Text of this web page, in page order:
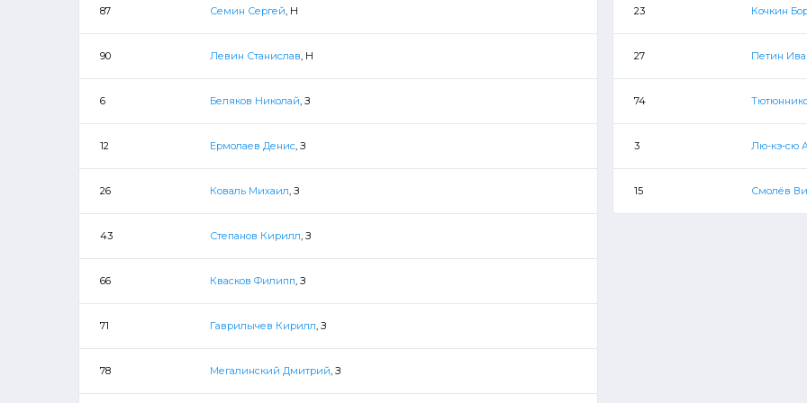
87 Семин Сергей, Н
90 Левин Станислав, Н
6 Беляков Николай, З
12 Ермолаев Денис, З
26 Коваль Михаил, З
43 Степанов Кирилл, З
66 Квасков Филипп, З
71 Гаврилычев Кирилл, З
78 Мегалинский Дмитрий, З
23 Кочкин
27 Петин
74
3 Лю-кэ-сю
15 Смолёв